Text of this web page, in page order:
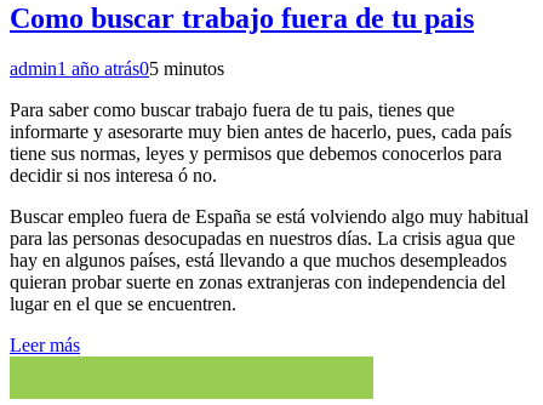
Como buscar trabajo fuera de tu pais
admin1 año atrás05 minutos
Para saber como buscar trabajo fuera de tu pais, tienes que
informarte y asesorarte muy bien antes de hacerlo, pues, cada país
tiene sus normas, leyes y permisos que debemos conocerlos para
decidir si nos interesa ó no.
Buscar empleo fuera de España se está volviendo algo muy habitual
para las personas desocupadas en nuestros días. La crisis agua que
hay en algunos países, está llevando a que muchos desempleados
quieran probar suerte en zonas extranjeras con independencia del
lugar en el que se encuentren.
Leer más